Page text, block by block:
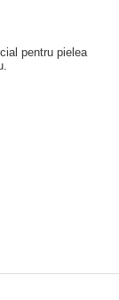
pentru pielea